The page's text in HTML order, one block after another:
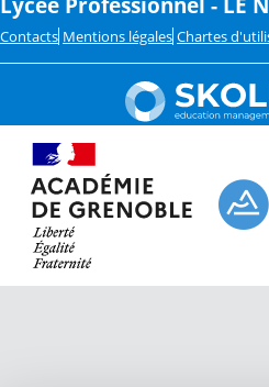
Contacts Mentions légales Chartes